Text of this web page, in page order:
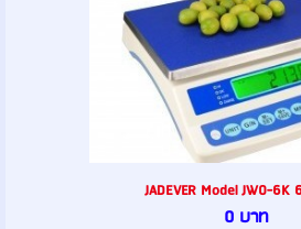
JADEVER Model JW0-6K
0 บาท